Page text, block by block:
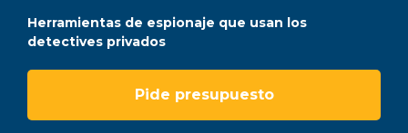
Herramientas de espionaje que usan los
detectives privados
Pide presupuesto